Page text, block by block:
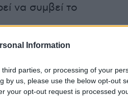
Information
parties, or processing of your
by us, please use the below opt-out
your opt-out request is processed
να συμβεί το
well... It might not happen,
weekend.